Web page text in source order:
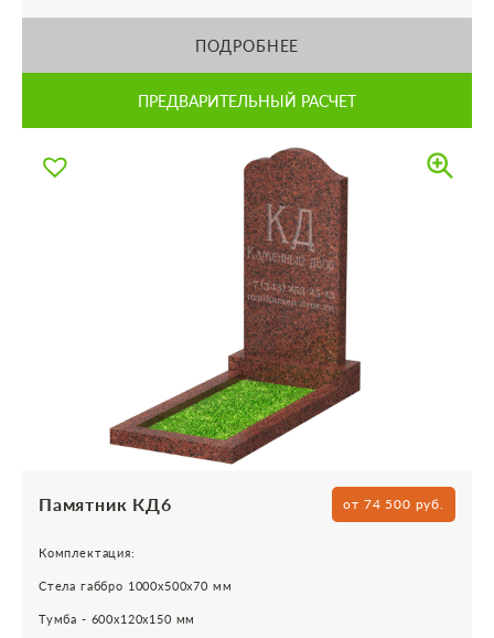
ПОДРОБНЕЕ
ПРЕДВАРИТЕЛЬНЫЙ РАСЧЕТ
Памятник КД6 от 74 500 руб.
Комплектация:
Стела габбро 1000х500х70 мм
Тумба - 600х120х150 мм